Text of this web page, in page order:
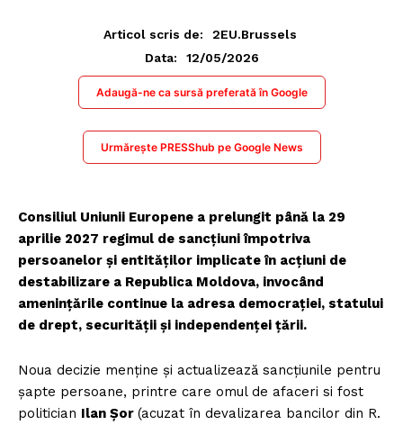
Articol scris de:
2EU.Brussels
Data:
12/05/2026
Adaugă-ne ca sursă preferată în Google
Urmărește PRESShub pe Google News
Consiliul Uniunii Europene a prelungit până la 29
aprilie 2027 regimul de sancțiuni împotriva
persoanelor și entităților implicate în acțiuni de
destabilizare a Republica Moldova, invocând
amenințările continue la adresa democrației, statului
de drept, securității și independenței țării.
Noua decizie menține și actualizează sancțiunile pentru
șapte persoane, printre care omul de afaceri si fost
politician Ilan Șor (acuzat în devalizarea bancilor din R.